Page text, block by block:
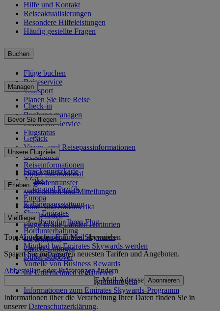
Hilfe und Kontakt
Reiseaktualisierungen
Besondere Hilfeleistungen
Häufig gestellte Fragen
Buchen
Flüge buchen
Reiseservice
Transport
Planen Sie Ihre Reise
Managen
Check-in
Buchung managen
Chauffeur-Service
Flugstatus
Bevor Sie fliegen
Gepäck
Visum- und Reisepassinformationen
Gesundheit
Reiseinformationen
Dubai International
Flughafentransfer
Vorschriften und Mitteilungen
Unsere Flugziele
Streckennetzkarte
Afrika
Asien und Pazifik
Europa
Nord- und Südamerika
Naher Osten
Flüge in alle Länder/Territorien
Erleben
Kabinenausstattung
Shop Emirates
Angebote für Ihren Flug
Bordunterhaltung
Gastronomie
Unsere Lounges
Dubai Stopover
Vielflieger
Login bei Emirates Skywards
Mitglied bei Emirates Skywards werden
Unsere Partner
Vorteile von Business Rewards
Ihr Unternehmen registrieren
Emirates Skywards-Programmregeln
Informationen zum Emirates Skywards-Programm
Top-Angebote per E-Mail abonnieren
Sparen Sie mit unseren neuesten Tarifen und Angeboten.
Abbestellen oder Präferenzen ändern
E-Mail-Adresse Abonnieren
Informationen über die Verarbeitung Ihrer Daten finden Sie in
unsererDatenschutzerklärung.